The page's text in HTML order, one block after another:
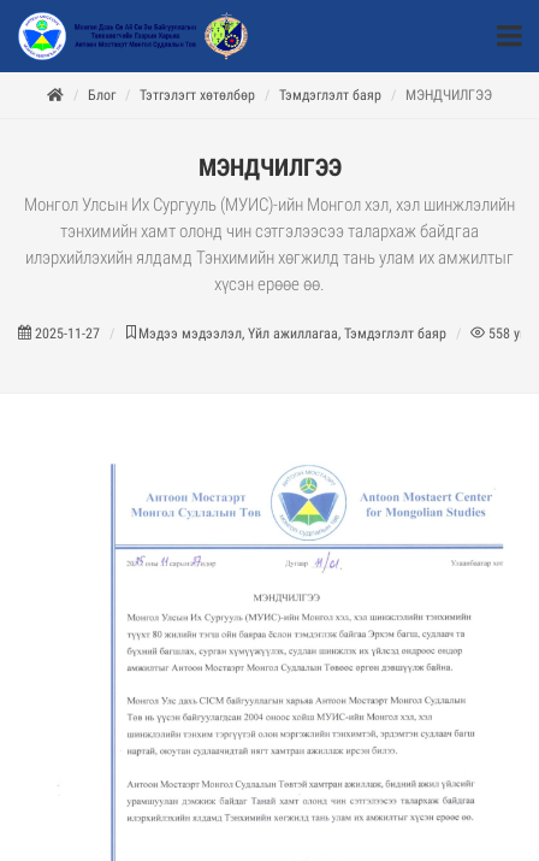
Блог Тэтгэлэгт хөтөлбөр Тэмдэглэлт баяр МЭНДЧИЛГЭЭ
МЭНДЧИЛГЭЭ
Монгол Улсын Их Сургууль (МУИС)-ийн Монгол хэл, хэл шинжлэлийн
тэнхимийн хамт олонд чин сэтгэлээсээ талархаж байдгаа
илэрхийлэхийн ялдамд Тэнхимийн хөгжилд тань улам их амжилтыг
хүсэн ерөөе өө.
2025-11-27 Мэдээ мэдээлэл, Үйл ажиллагаа, Тэмдэглэлт баяр 558